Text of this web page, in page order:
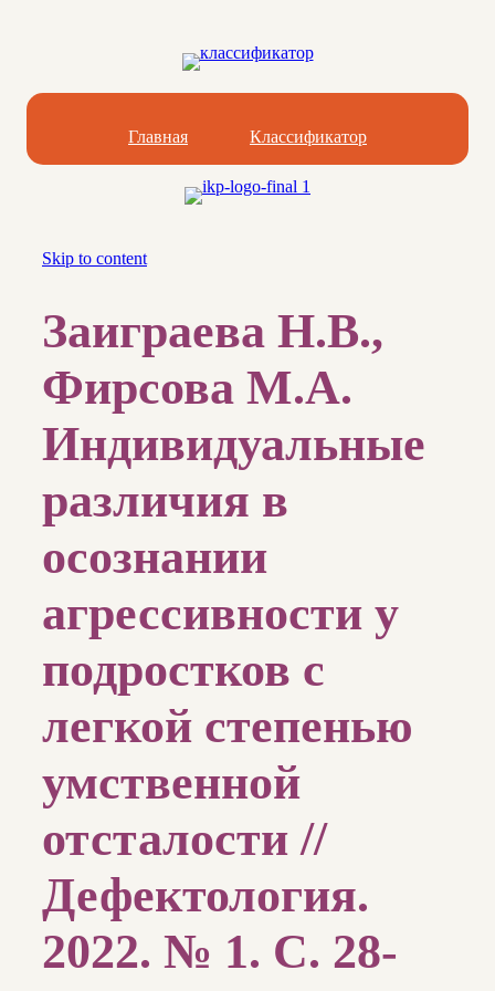
Главная Классификатор
Skip to content
Заиграева Н.В.,
Фирсова М.А.
Индивидуальные
различия в
осознании
агрессивности у
подростков с
легкой степенью
умственной
отсталости //
Дефектология.
2022. № 1. С. 28-